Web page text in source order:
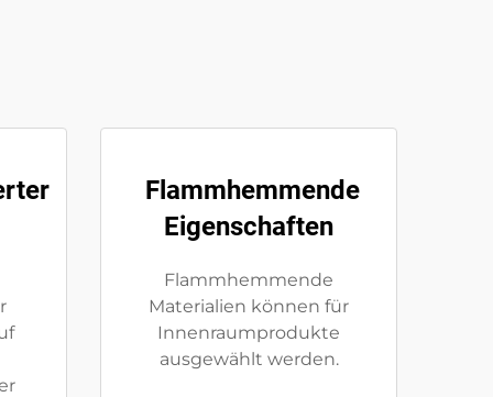
Flammhemmende
Eigenschaften
Flammhemmende
Materialien können für
Innenraumprodukte
ausgewählt werden.